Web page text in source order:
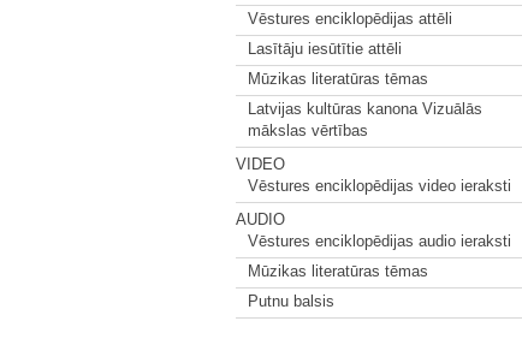
Vēstures enciklopēdijas attēli
Lasītāju iesūtītie attēli
Mūzikas literatūras tēmas
Latvijas kultūras kanona Vizuālās
mākslas vērtības
VIDEO
Vēstures enciklopēdijas video ieraksti
AUDIO
Vēstures enciklopēdijas audio ieraksti
Mūzikas literatūras tēmas
Putnu balsis